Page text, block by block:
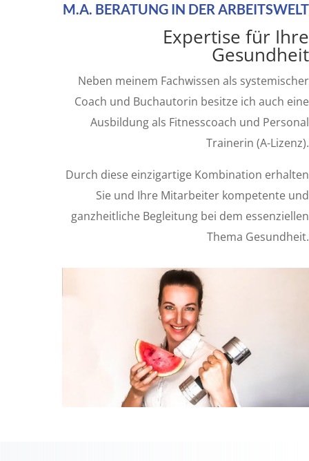
M.A. BERATUNG IN DER ARBEITSWELT
Expertise für Ihre
Gesundheit
Neben meinem Fachwissen als systemischer
Coach und Buchautorin besitze ich auch eine
Ausbildung als Fitnesscoach und Personal
Trainerin (A-Lizenz).
Durch diese einzigartige Kombination erhalten
Sie und Ihre Mitarbeiter kompetente und
ganzheitliche Begleitung bei dem essenziellen
Thema Gesundheit.